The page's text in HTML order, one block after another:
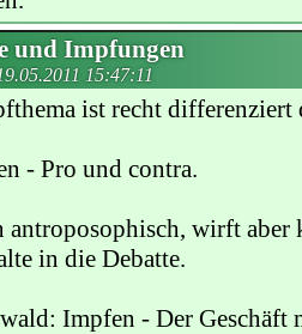
und Impfungen
15:47:11
ist recht
- Pro und contra.
antroposophisch, wirft aber
in die Debatte.
Impfen - Der Geschäft